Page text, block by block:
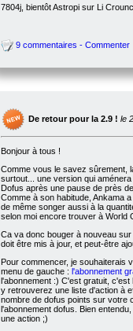
7804j, bientôt Astropi sur Li
9 commentaires - Commenter
De retour pour la 2.9 ! le
Bonjour à tous !
Comme vous le savez sûrement,
surtout... une version qui
Dofus après une pause de près
Comme à son habitude, Ankama
de même songer aussi à la
selon moi encore trouver à World
Ca va donc bouger à nouveau
doit être mis à jour, et peut-être
Pour commencer, je
menu de gauche : l'abonnement
l'abonnement :) C'est gratuit,
y retrouverez une liste d'action à
nombre de dofus points sur votre
l'abonnement dofus. Bien
une action ;)